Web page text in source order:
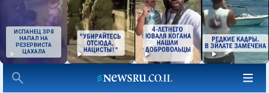
ИСПАНЕЦ ЗРЯ
НАПАЛ НА
РЕЗЕРВИСТА
ЦАХАЛА